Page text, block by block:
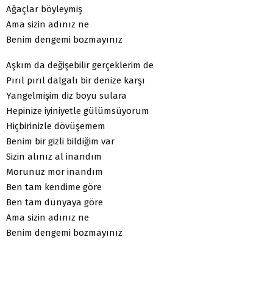
Ağaçlar böyleymiş
Ama sizin adınız ne
Benim dengemi bozmayınız
Aşkım da değişebilir gerçeklerim de
Pırıl pırıl dalgalı bir denize karşı
Yangelmişim diz boyu sulara
Hepinize iyiniyetle gülümsüyorum
Hiçbirinizle dövüşemem
Benim bir gizli bildiğim var
Sizin alınız al inandım
Morunuz mor inandım
Ben tam kendime göre
Ben tam dünyaya göre
Ama sizin adınız ne
Benim dengemi bozmayınız